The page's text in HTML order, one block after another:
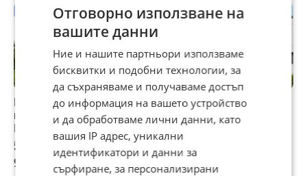
Продава КЪЩА,
гр. София, с.
Бистрица
500 000 €
977 915 лв
Продава КЪЩА,
гр. София, с.
Бистрица
450 000 €
880 123,50 лв
Продава КЪЩА,
гр. София, с.
Бистрица
Отговорно използване на
вашите данни
Ние и нашите партньори използваме
бисквитки и подобни технологии, за
да съхраняваме и получаваме достъп
до информация на вашето устройство
и да обработваме лични данни, като
вашия IP адрес, уникални
идентификатори и данни за
сърфиране, за персонализирани